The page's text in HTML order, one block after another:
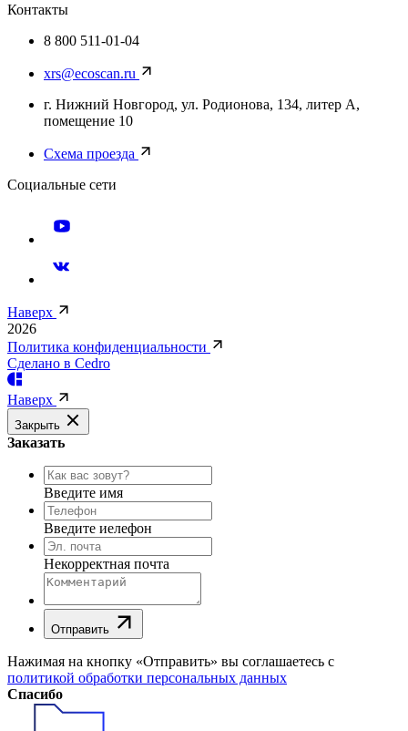
Контакты
8 800 511-01-04
xrs@ecoscan.ru
г. Нижний Новгород, ул. Родионова, 134, литер А,
помещение 10
Схема проезда
Социальные сети
Наверх
2026
Политика конфиденциальности
Сделано в Cedro
Наверх
Закрыть
Заказать
Введите имя
Введите иелефон
Некорректная почта
Отправить
Нажимая на кнопку «Отправить» вы соглашаетесь с
политикой обработки персональных данных
Спасибо